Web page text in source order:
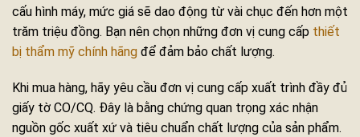
cấu hình máy, mức giá sẽ dao động từ vài chục đến hơn một
trăm triệu đồng. Bạn nên chọn những đơn vị cung cấp thiết
bị thẩm mỹ chính hãng để đảm bảo chất lượng.
Khi mua hàng, hãy yêu cầu đơn vị cung cấp xuất trình đầy đủ
giấy tờ CO/CQ. Đây là bằng chứng quan trọng xác nhận
nguồn gốc xuất xứ và tiêu chuẩn chất lượng của sản phẩm.